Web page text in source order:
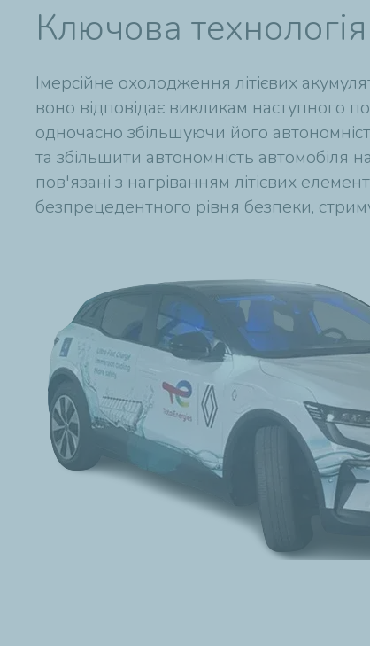
Ключова
Імерсійне охолодження літієвих
воно відповідає викликам наступного
одночасно збільшуючи його
та збільшити автономність
пов'язані з нагріванням літієвих
безпрецедентного рівня безпеки,